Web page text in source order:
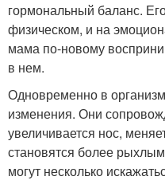
гормональный баланс.
физическом, и на
мама по-новому
в нем.
Одновременно в
изменения. Они
увеличивается нос,
становятся более
могут несколько